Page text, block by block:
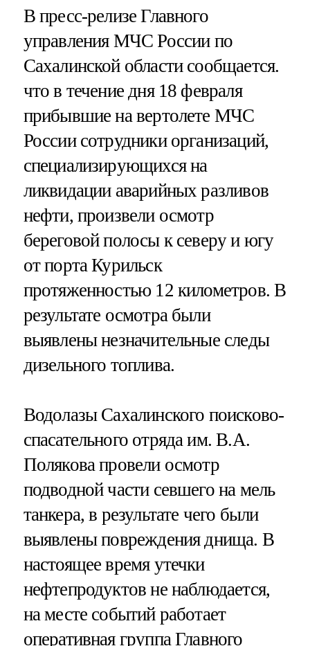
В пресс-релизе Главного
управления МЧС России по
Сахалинской области сообщается.
что в течение дня 18 февраля
прибывшие на вертолете МЧС
России сотрудники организаций,
специализирующихся на
ликвидации аварийных разливов
нефти, произвели осмотр
береговой полосы к северу и югу
от порта Курильск
протяженностью 12 километров. В
результате осмотра были
выявлены незначительные следы
дизельного топлива.
Водолазы Сахалинского поисково-
спасательного отряда им. В.А.
Полякова провели осмотр
подводной части севшего на мель
танкера, в результате чего были
выявлены повреждения днища. В
настоящее время утечки
нефтепродуктов не наблюдается,
на месте событий работает
оперативная группа Главного